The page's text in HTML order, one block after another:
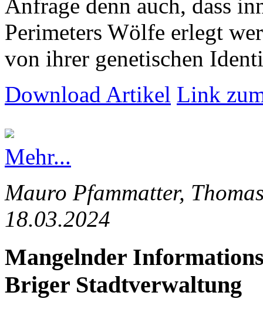
Anfrage denn auch, dass
Perimeters Wölfe erlegt
von ihrer genetischen
Download Artikel Link
Mehr...
Mauro Pfammatter,
18.03.2024
Mangelnder
Briger Stadtverwaltung